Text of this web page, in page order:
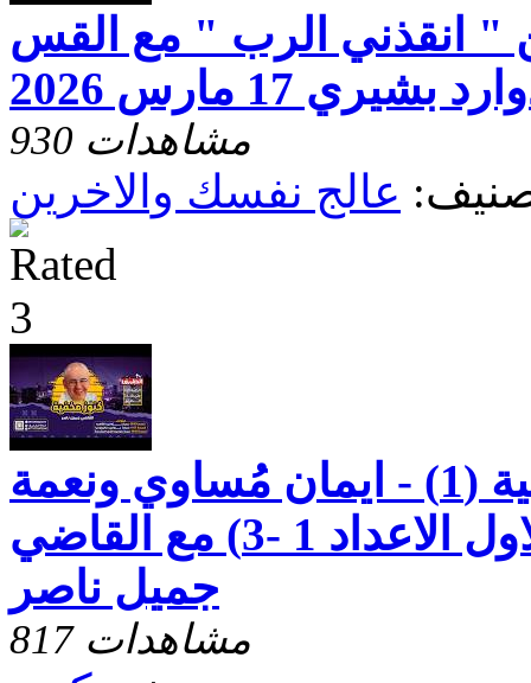
" انقذني الرب " مع القس
17 مارس 2026
930 مشاهدات
عالج نفسك والاخرين
رسالة بطرس الثانية (1) - ايمان مُساوي ونعمة
الهيّة - الاصحاح الاول الاعداد 1 -3) مع القاضي
جميل ناصر
817 مشاهدات